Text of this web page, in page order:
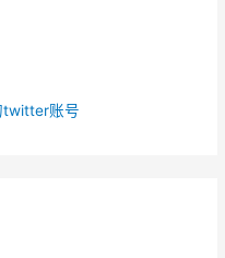
twitter账号